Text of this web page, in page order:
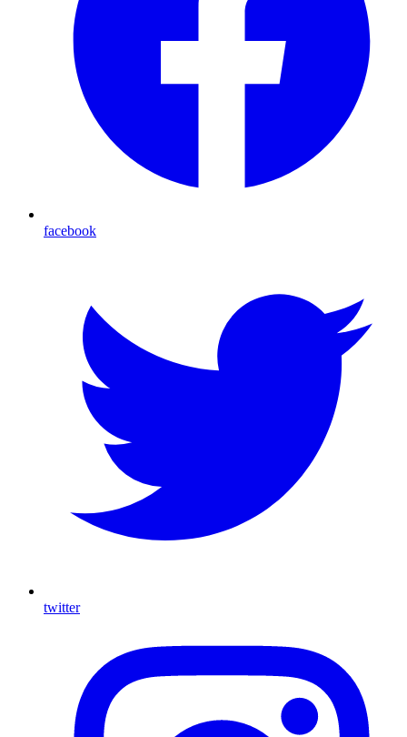
facebook
twitter